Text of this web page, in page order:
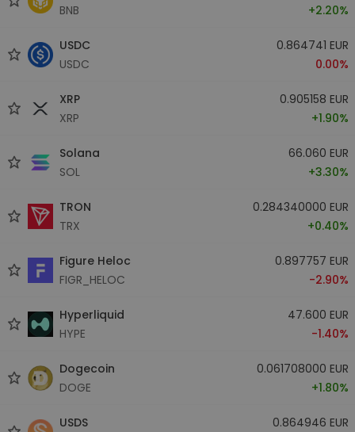
BNB
+2.20%
USDC
USDC
0.864741 EUR
0.00%
XRP
XRP
0.905158 EUR
+1.90%
Solana
SOL
66.060 EUR
+3.30%
TRON
TRX
0.284340000 EUR
+0.40%
Figure Heloc
FIGR_HELOC
0.897757 EUR
-2.90%
Hyperliquid
HYPE
47.600 EUR
-1.40%
Dogecoin
DOGE
0.061708000 EUR
+1.80%
USDS
0.864946 EUR